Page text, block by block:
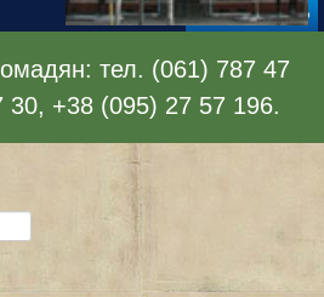
Відкрити меню
тел. (061) 787 47
30, +38 (095) 27 57 196.